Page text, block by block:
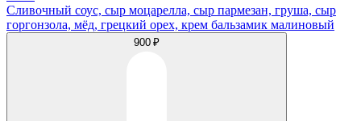
Сливочный соус, сыр моцарелла, сыр пармезан, груша, сыр
горгонзола, мёд, грецкий орех, крем бальзамик малиновый
900 ₽